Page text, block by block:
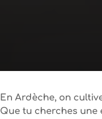
En Ardèche, on
Que tu cherches une